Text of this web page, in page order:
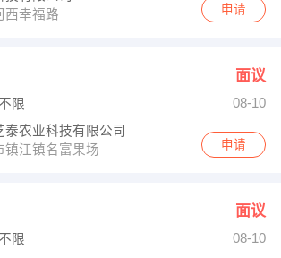
西幸福路
申请
面议
限
08-10
泰农业科技有限公司
镇江镇名富果场
申请
面议
限
08-10